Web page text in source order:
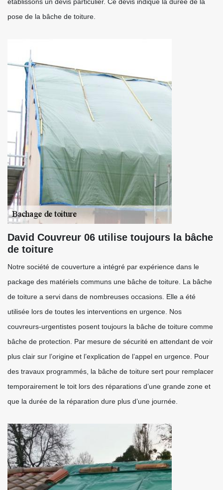
pose de la bâche de toiture.
David Couvreur 06 utilise toujours la bâche
de toiture
Notre société de couverture a intégré par expérience dans le
package des matériels communs une bâche de toiture. La bâche
de toiture a servi dans de nombreuses occasions. Elle a été
utilisée lors de toutes les interventions en urgence. Nos
couvreurs-urgentistes posent toujours la bâche de toiture comme
bâche de protection. Par mesure de sécurité en attendant de voir
plus clair sur l’origine et l’explication de l’appel en urgence. Pour
des travaux programmés, la bâche de toiture sert pour remplacer
temporairement le toit lors des réparations d’une grande zone et
que la durée de la réparation dure plus d’une journée.